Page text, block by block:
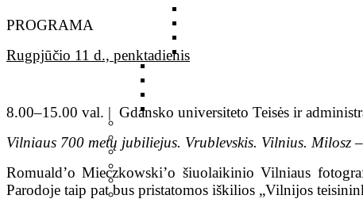
PROGRAMA
Rugpjūčio 11 d., penktadienis
8.00–15.00 val. | Gdansko universiteto Teisės ir
Vilniaus 700 metų jubiliejus. Vrublevskis. Vilnius. Milosz
Romuald’o Mieczkowski’o šiuolaikinio Vilniaus
Parodoje taip pat bus pristatomos iškilios „Vilnijos